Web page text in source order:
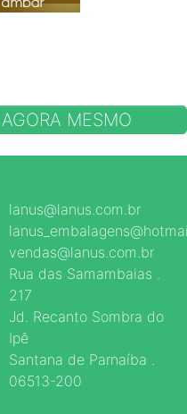
MESMO
lanus@lanus.com.br
vendas@lanus.com.br
Rua das Samambaias .
217
Jd. Recanto Sombra do
Ipê
Santana de Parnaíba .
06513-200